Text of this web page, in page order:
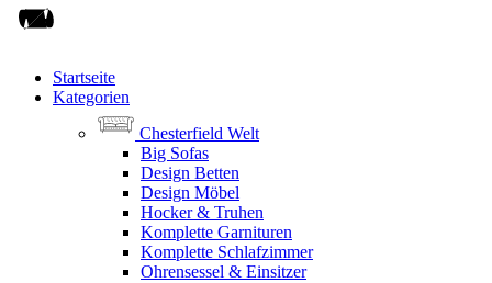
Startseite
Kategorien
Chesterfield Welt
Big Sofas
Design Betten
Design Möbel
Hocker & Truhen
Komplette Garnituren
Komplette Schlafzimmer
Ohrensessel & Einsitzer